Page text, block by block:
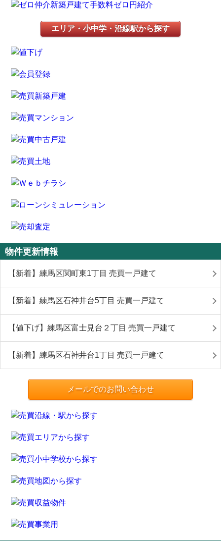
エリア・小中学・沿線駅から探す
物件更新情報
【新着】練馬区関町東1丁目 売買一戸建て
【新着】練馬区石神井台5丁目 売買一戸建て
【値下げ】練馬区富士見台２丁目 売買一戸建て
【新着】練馬区石神井台1丁目 売買一戸建て
メールでのお問い合わせ